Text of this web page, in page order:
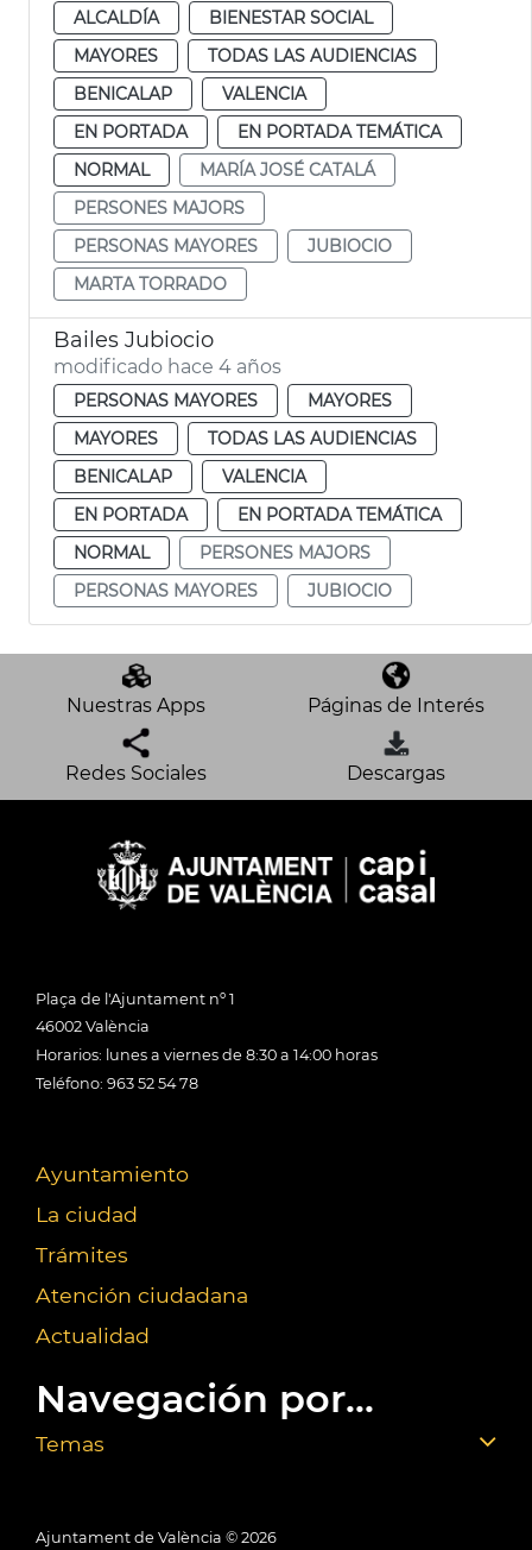
ALCALDÍA
BIENESTAR SOCIAL
MAYORES
TODAS LAS AUDIENCIAS
BENICALAP
VALENCIA
EN PORTADA
EN PORTADA TEMÁTICA
NORMAL
MARÍA JOSÉ CATALÁ
PERSONES MAJORS
PERSONAS MAYORES
JUBIOCIO
MARTA TORRADO
Bailes Jubiocio
modificado hace 4 años
PERSONAS MAYORES
MAYORES
MAYORES
TODAS LAS AUDIENCIAS
BENICALAP
VALENCIA
EN PORTADA
EN PORTADA TEMÁTICA
NORMAL
PERSONES MAJORS
PERSONAS MAYORES
JUBIOCIO
Nuestras Apps Páginas de Interés
Redes Sociales Descargas
Plaça de l'Ajuntament nº 1
46002 València
Horarios: lunes a viernes de 8:30 a 14:00 horas
Teléfono: 963 52 54 78
Ayuntamiento
La ciudad
Trámites
Atención ciudadana
Actualidad
Navegación por...
Temas
Ajuntament de València © 2026